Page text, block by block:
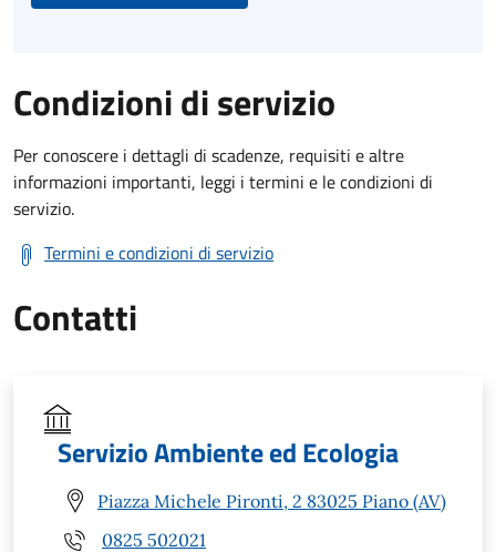
Condizioni di servizio
Per conoscere i dettagli di scadenze, requisiti e altre
informazioni importanti, leggi i termini e le condizioni di
servizio.
Termini e condizioni di servizio
Contatti
Servizio Ambiente ed Ecologia
Piazza Michele Pironti, 2 83025 Piano (AV)
0825 502021